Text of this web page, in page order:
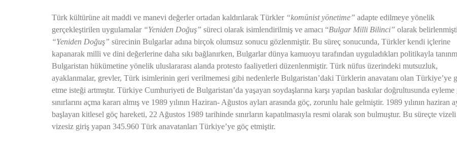
Türk kültürüne ait maddi ve manevi değerler ortadan kaldırılarak Türkler “komünist yönetime” adapte edilmeye yönelik
gerçekleştirilen uygulamalar “Yeniden Doğuş” süreci olarak isimlendirilmiş ve amacı “Bulgar Milli Bilinci” olarak
“Yeniden Doğuş” sürecinin Bulgarlar adına birçok olumsuz sonucu gözlenmiştir. Bu süreç sonucunda, Türkler kendi içlerine
kapanarak milli ve dini değerlerine daha sıkı bağlanırken, Bulgarlar dünya kamuoyu tarafından uyguladıkları politikayla
Bulgaristan hükümetine yönelik uluslararası alanda protesto faaliyetleri düzenlenmiştir. Türk nüfus üzerindeki mutsuzluk,
ayaklanmalar, grevler, Türk isimlerinin geri verilmemesi gibi nedenlerle Bulgaristan’daki Türklerin anavatanı olan Türkiye’ye
etme isteği artmıştır. Türkiye Cumhuriyeti de Bulgaristan’da yaşayan soydaşlarına karşı yapılan baskılar doğrultusunda eyleme
sınırlarını açma kararı almış ve 1989 yılının Haziran- Ağustos ayları arasında göç, zorunlu hale gelmiştir. 1989 yılının haziran
başlayan kitlesel göç hareketi, 22 Ağustos 1989 tarihinde sınırların kapatılmasıyla resmi olarak son bulmuştur. Bu süreçte
vizesiz giriş yapan 345.960 Türk anavatanları Türkiye’ye göç etmiştir.